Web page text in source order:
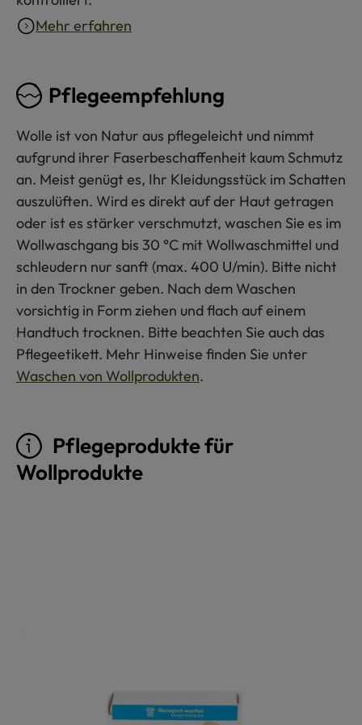
Mehr erfahren
Pflegeempfehlung
Wolle ist von Natur aus pflegeleicht und nimmt
aufgrund ihrer Faserbeschaffenheit kaum Schmutz
an. Meist genügt es, Ihr Kleidungsstück im Schatten
auszulüften. Wird es direkt auf der Haut getragen
oder ist es stärker verschmutzt, waschen Sie es im
Wollwaschgang bis 30 °C mit Wollwaschmittel und
schleudern nur sanft (max. 400 U/min). Bitte nicht
in den Trockner geben. Nach dem Waschen
vorsichtig in Form ziehen und flach auf einem
Handtuch trocknen. Bitte beachten Sie auch das
Pflegeetikett. Mehr Hinweise finden Sie unter
Waschen von Wollprodukten.
Pflegeprodukte für
Wollprodukte